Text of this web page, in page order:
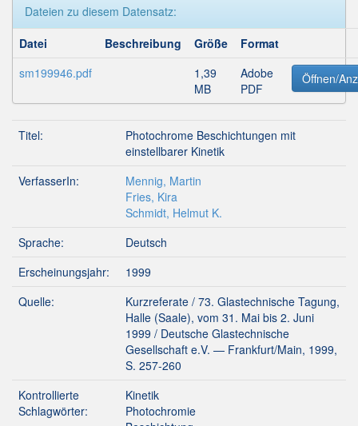
Dateien zu diesem Datensatz:
Datei
Beschreibung Größe
Format
sm199946.pdf
1,39
MB
Adobe
PDF
Öffnen/
Titel:
Photochrome Beschichtungen mit
einstellbarer Kinetik
VerfasserIn:
Mennig, Martin
Fries, Kira
Schmidt, Helmut K.
Sprache:
Deutsch
Erscheinungsjahr:
1999
Quelle:
Kurzreferate / 73. Glastechnische Tagung,
Halle (Saale), vom 31. Mai bis 2. Juni
1999 / Deutsche Glastechnische
Gesellschaft e.V. — Frankfurt/Main, 1999,
S. 257-260
Kontrollierte
Schlagwörter:
Kinetik
Photochromie